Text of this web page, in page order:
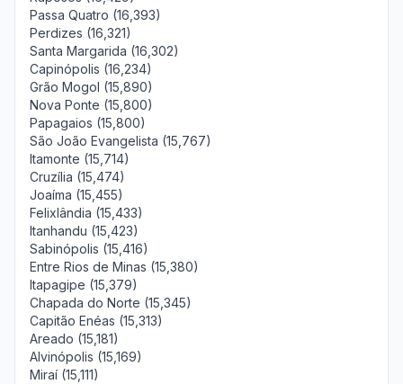
Passa Quatro (16,393)
Perdizes (16,321)
Santa Margarida (16,302)
Capinópolis (16,234)
Grão Mogol (15,890)
Nova Ponte (15,800)
Papagaios (15,800)
São João Evangelista (15,767)
Itamonte (15,714)
Cruzília (15,474)
Joaíma (15,455)
Felixlândia (15,433)
Itanhandu (15,423)
Sabinópolis (15,416)
Entre Rios de Minas (15,380)
Itapagipe (15,379)
Chapada do Norte (15,345)
Capitão Enéas (15,313)
Areado (15,181)
Alvinópolis (15,169)
Miraí (15,111)